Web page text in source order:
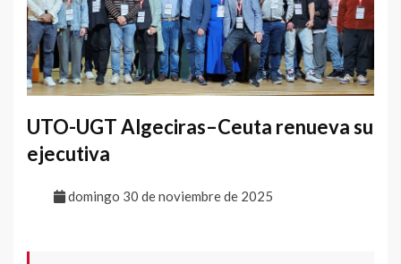
UTO-UGT Algeciras–Ceuta renueva su
ejecutiva
domingo 30 de noviembre de 2025